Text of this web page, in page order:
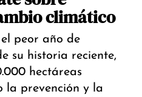
climático
peor año de
su historia reciente,
hectáreas
la prevención y la